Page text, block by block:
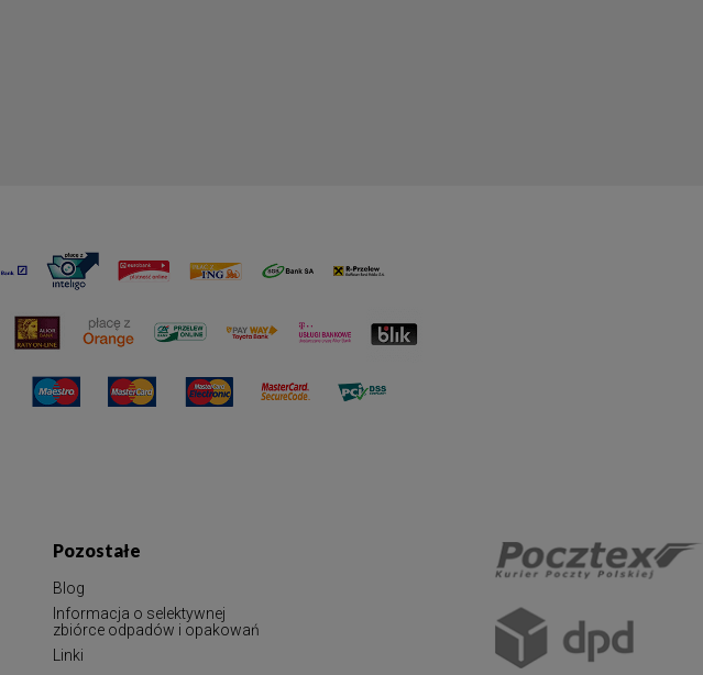
Pozostałe
Blog
Informacja o selektywnej
zbiórce odpadów i opakowań
Linki